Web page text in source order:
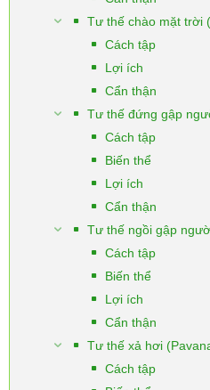
Tư thế chào mặt trời
Cách tập
Lợi ích
Cẩn thận
Tư thế đứng gập
Cách tập
Biến thể
Lợi ích
Cẩn thận
Tư thế ngồi gập
Cách tập
Biến thể
Lợi ích
Cẩn thận
Tư thế xả hơi
Cách tập